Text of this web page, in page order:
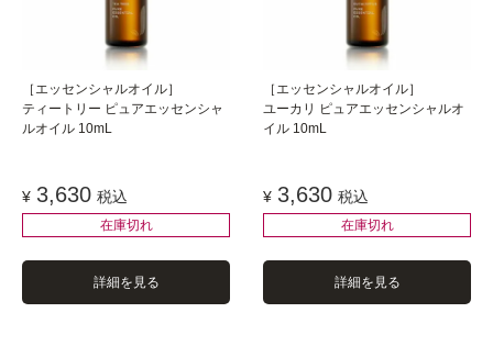
［エッセンシャルオイル］
ティートリー ピュアエッセンシャ
ルオイル 10mL
¥ 3,630 税込
在庫切れ
詳細を見る
［エッセンシャルオイル］
ユーカリ ピュアエッセンシャルオ
イル 10mL
¥ 3,630 税込
在庫切れ
詳細を見る